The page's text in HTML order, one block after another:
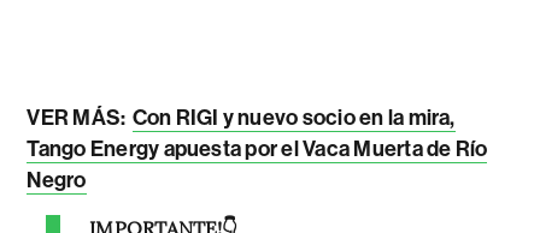
VER MÁS: Con RIGI y nuevo socio en la mira,
Tango Energy apuesta por el Vaca Muerta de Río
Negro
IMPORTANTE!👇